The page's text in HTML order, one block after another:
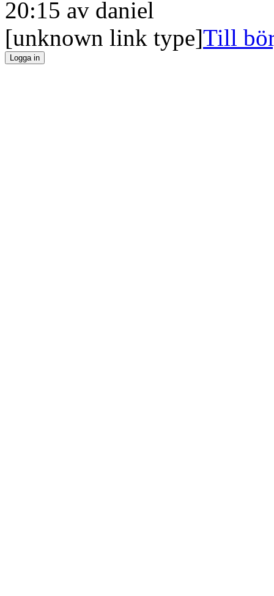
20:15 av daniel
[unknown link type]Till
Logga in